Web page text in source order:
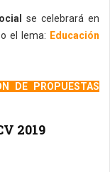
se celebrará en
el lema: Educación
DE PROPUESTAS
2019